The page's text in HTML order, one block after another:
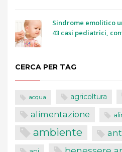
Sindrome emolitico
43 casi pediatrici,
CERCA PER TAG
acqua agricoltura
alimentazione
ambiente